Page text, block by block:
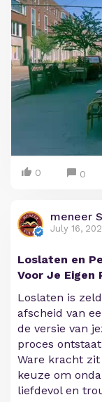
0 0
meneer
July 16,
Loslaten en
Voor Je Eigen
Loslaten is
afscheid van
de versie van
proces
Ware kracht
keuze om
liefdevol en